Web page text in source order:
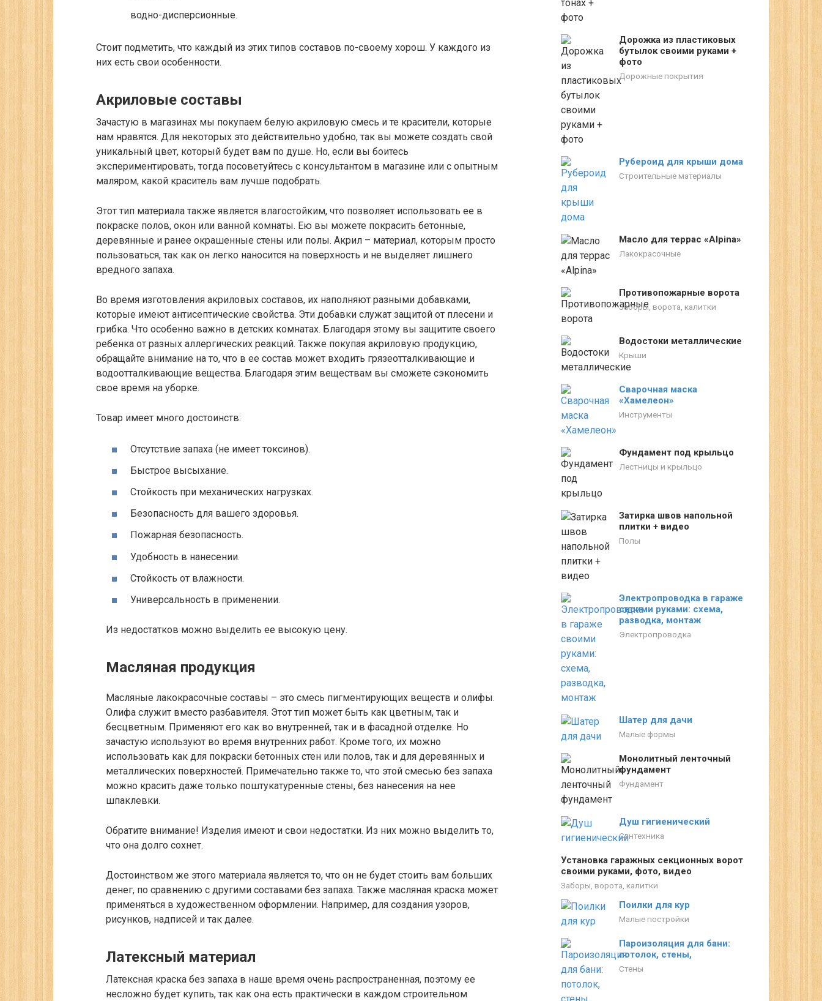
водно-дисперсионные.
Стоит подметить, что каждый из этих типов составов по-своему хорош. У каждого из
них есть свои особенности.
Акриловые составы
Зачастую в магазинах мы покупаем белую акриловую смесь и те красители, которые
нам нравятся. Для некоторых это действительно удобно, так вы можете создать свой
уникальный цвет, который будет вам по душе. Но, если вы боитесь
экспериментировать, тогда посоветуйтесь с консультантом в магазине или с опытным
маляром, какой краситель вам лучше подобрать.
Этот тип материала также является влагостойким, что позволяет использовать ее в
покраске полов, окон или ванной комнаты. Ею вы можете покрасить бетонные,
деревянные и ранее окрашенные стены или полы. Акрил – материал, которым просто
пользоваться, так как он легко наносится на поверхность и не выделяет лишнего
вредного запаха.
Во время изготовления акриловых составов, их наполняют разными добавками,
которые имеют антисептические свойства. Эти добавки служат защитой от плесени и
грибка. Что особенно важно в детских комнатах. Благодаря этому вы защитите своего
ребенка от разных аллергических реакций. Также покупая акриловую продукцию,
обращайте внимание на то, что в ее состав может входить грязеотталкивающие и
водоотталкивающие вещества. Благодаря этим веществам вы сможете сэкономить
свое время на уборке.
Товар имеет много достоинств:
Отсутствие запаха (не имеет токсинов).
Быстрое высыхание.
Стойкость при механических нагрузках.
Безопасность для вашего здоровья.
Пожарная безопасность.
Удобность в нанесении.
Стойкость от влажности.
Универсальность в применении.
Из недостатков можно выделить ее высокую цену.
Масляная продукция
Масляные лакокрасочные составы – это смесь пигментирующих веществ и олифы.
Олифа служит вместо разбавителя. Этот тип может быть как цветным, так и
бесцветным. Применяют его как во внутренней, так и в фасадной отделке. Но
зачастую используют во время внутренних работ. Кроме того, их можно
использовать как для покраски бетонных стен или полов, так и для деревянных и
металлических поверхностей. Примечательно также то, что этой смесью без запаха
можно красить даже только поштукатуренные стены, без нанесения на нее
шпаклевки.
Обратите внимание! Изделия имеют и свои недостатки. Из них можно выделить то,
что она долго сохнет.
Достоинством же этого материала является то, что он не будет стоить вам больших
денег, по сравнению с другими составами без запаха. Также масляная краска может
применяться в художественном оформлении. Например, для создания узоров,
рисунков, надписей и так далее.
Латексный материал
Латексная краска без запаха в наше время очень распространенная, поэтому ее
несложно будет купить, так как она есть практически в каждом строительном
Дорожка из пластиковых
бутылок своими руками +
фото
Дорожные покрытия
Рубероид для крыши дома
Строительные материалы
Масло для террас «Alpina»
Лакокрасочные
Противопожарные ворота
Заборы, ворота, калитки
Водостоки металлические
Крыши
Сварочная маска
«Хамелеон»
Инструменты
Фундамент под крыльцо
Лестницы и крыльцо
Затирка швов напольной
плитки + видео
Полы
Электропроводка в гараже
своими руками: схема,
разводка, монтаж
Электропроводка
Шатер для дачи
Малые формы
Монолитный ленточный
фундамент
Фундамент
Душ гигиенический
Сантехника
Установка гаражных секционных ворот
своими руками, фото, видео
Заборы, ворота, калитки
Поилки для кур
Малые постройки
Пароизоляция для бани:
потолок, стены,
Стены